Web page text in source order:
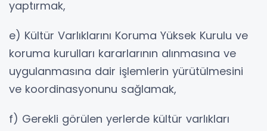
yaptırmak,
e) Kültür Varlıklarını Koruma Yüksek Kurulu ve
koruma kurulları kararlarının alınmasına ve
uygulanmasına dair işlemlerin yürütülmesini
ve koordinasyonunu sağlamak,
f) Gerekli görülen yerlerde kültür varlıkları